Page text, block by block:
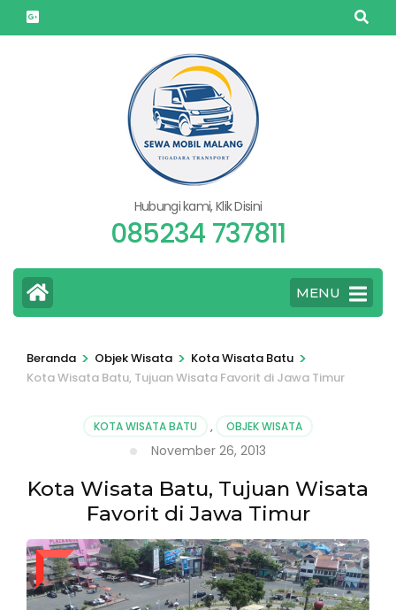
Lompat
ke
Hubungi kami, Klik Disini
085234 737811
MENU
Beranda > Objek Wisata > Kota Wisata Batu >
Kota Wisata Batu, Tujuan Wisata Favorit di Jawa Timur
KOTA WISATA BATU , OBJEK WISATA
November 26, 2013
Kota Wisata Batu, Tujuan Wisata
Favorit di Jawa Timur